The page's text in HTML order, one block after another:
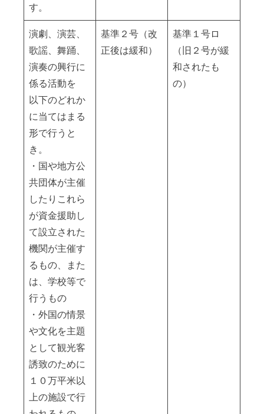
す。
演劇、演芸、
歌謡、舞踊、
演奏の興行に
係る活動を
以下のどれか
に当てはまる
形で行うと
き。
・国や地方公
共団体が主催
したりこれら
が資金援助し
て設立された
機関が主催す
るもの、また
は、学校等で
行うもの
・外国の情景
や文化を主題
として観光客
誘致のために
１０万平米以
上の施設で行
基準２号（改
正後は緩和）
基準１号ロ
（旧２号が緩
和されたも
の）